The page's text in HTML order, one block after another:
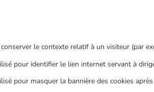
le contexte relatif à un visiteur (par
pour identifier le lien internet servant à
pour masquer la bannière des cookies